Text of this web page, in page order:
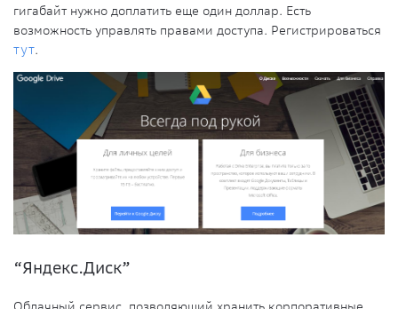
гигабайт нужно доплатить еще один доллар. Есть
возможность управлять правами доступа. Регистрироваться
тут.
“Яндекс.Диск”